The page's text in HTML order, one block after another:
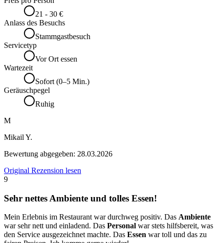
21 - 30 €
Anlass des Besuchs
Stammgastbesuch
Servicetyp
Vor Ort essen
Wartezeit
Sofort (0–5 Min.)
Geräuschpegel
Ruhig
M
Mikail Y.
Bewertung abgegeben: 28.03.2026
Original Rezension lesen
9
Sehr nettes Ambiente und tolles Essen!
Mein Erlebnis im Restaurant war durchweg positiv. Das Ambiente
war sehr nett und einladend. Das Personal war stets hilfsbereit, was
den Service ausgezeichnet machte. Das Essen war toll und das zu